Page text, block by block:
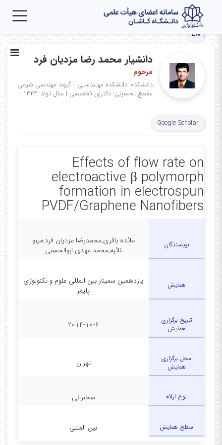
EN
دانشیار محمد رضا مزدیان فرد
مرحوم
دانشکده: دانشکده مهـندسـی - گروه: مهندسی شیمی
مقطع تحصیلی: دکترای تخصصی | سال تولد: ۱۳۴۲ |
Google Scholar
Effects of flow rate on
electroactive β polymorph
formation in electrospun
PVDF/Graphene Nanofibers
نویسندگان
مائده باقری,محمدرضا مزدیان فرد,مینو
نائبه,محمد مهدی ابوالحسنی
همایش
یازدهمین سمینار بین المللی علوم و تکنولوژی
پلیمر
تاریخ برگزاری
همایش
2014-10-6
محل برگزاری
همایش
تهران
نوع ارائه سخنرانی
سطح همایش بین المللی